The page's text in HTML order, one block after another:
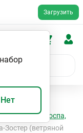
Загрузить
Нет
Ветряная оспа,
Зостер (ветряной